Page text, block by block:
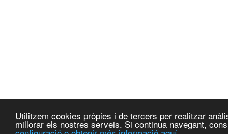
Utilitzem cookies pròpies i de tercers per realitzar
millorar els nostres serveis. Si continua navegant,